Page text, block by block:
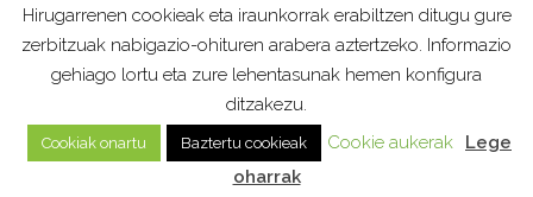
Hirugarrenen cookieak eta iraunkorrak erabiltzen ditugu gure
zerbitzuak nabigazio-ohituren arabera aztertzeko. Informazio
gehiago lortu eta zure lehentasunak hemen konfigura
ditzakezu.
Cookiak onartu Baztertu cookieak Cookie aukerak
Lege
oharrak